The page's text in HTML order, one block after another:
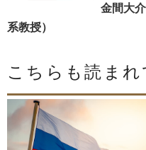
金間大
系教授）
こちらも読ま